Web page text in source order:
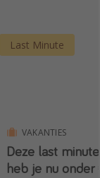
Last Minute
VAKANTIES
Deze last
heb je nu